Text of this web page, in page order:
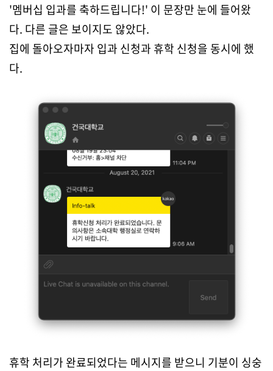
'멤버십 입과를 축하드립니다!' 이 문장만 눈에 들어왔
다. 다른 글은 보이지도 않았다.
집에 돌아오자마자 입과 신청과 휴학 신청을 동시에 했
다.
휴학 처리가 완료되었다는 메시지를 받으니 기분이 싱숭